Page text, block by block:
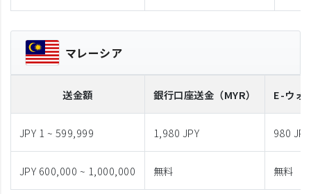
マレーシア
送金額 銀行口座送金 （MYR） E-ウォ
JPY 1 ~ 599,999 1,980 JPY 980 JPY
JPY 600,000 ~ 1,000,000 無料 無料